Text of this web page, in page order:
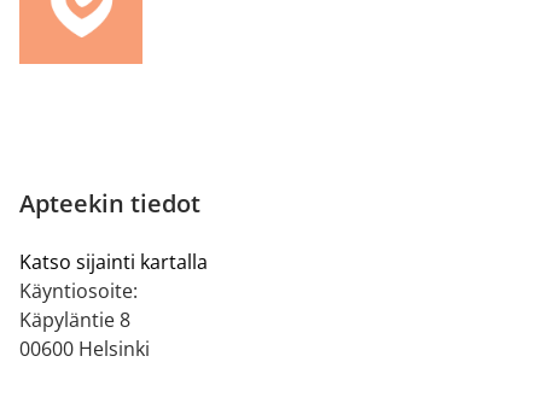
Apteekin tiedot
Katso sijainti kartalla
Käyntiosoite:
Käpyläntie 8
00600 Helsinki